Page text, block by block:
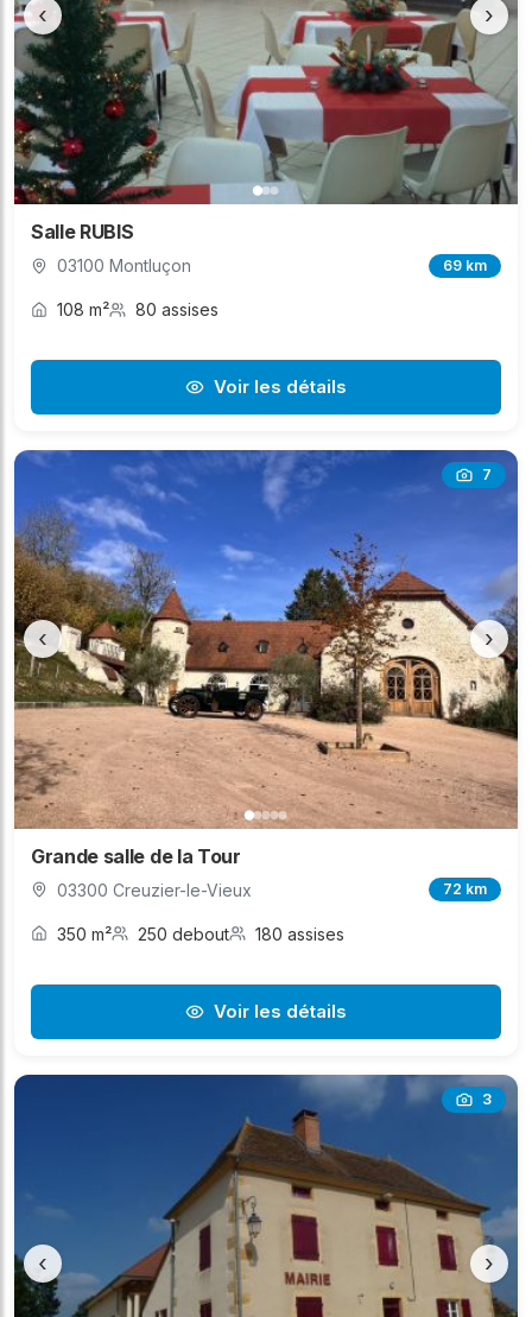
‹ ›
Salle RUBIS
03100 Montluçon 69 km
108 m² 80 assises
Voir les détails
7
‹ ›
Grande salle de la Tour
03300 Creuzier-le-Vieux 72 km
350 m² 250 debout 180 assises
Voir les détails
3
‹ ›